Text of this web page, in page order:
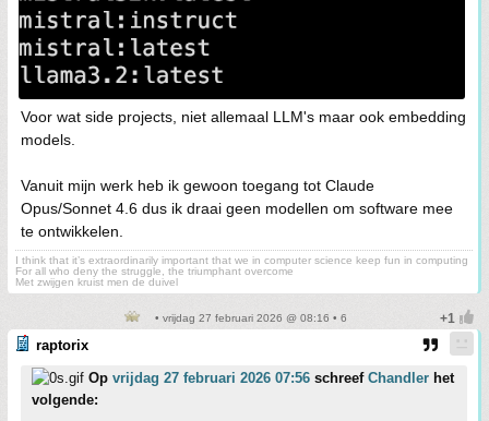
Voor wat side projects, niet allemaal LLM's maar ook embedding
models.
Vanuit mijn werk heb ik gewoon toegang tot Claude
Opus/Sonnet 4.6 dus ik draai geen modellen om software mee
te ontwikkelen.
I think that it’s extraordinarily important that we in computer science keep fun in computing
For all who deny the struggle, the triumphant overcome
Met zwijgen kruist men de duivel
• vrijdag 27 februari 2026 @ 08:16 • 6
raptorix
Op vrijdag 27 februari 2026 07:56 schreef Chandler het
volgende: